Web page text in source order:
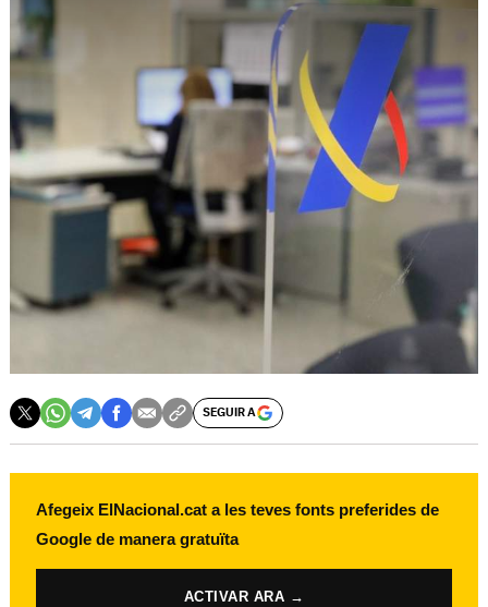
SEGUIR A
Afegeix ElNacional.cat a les teves fonts preferides de
Google de manera gratuïta
ACTIVAR ARA →